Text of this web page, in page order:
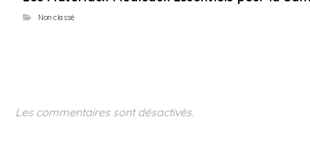
Non classé
Les commentaires sont désactivés.